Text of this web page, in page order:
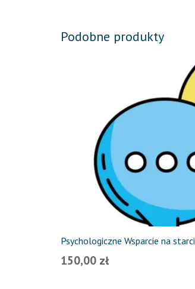
Podobne produkty
Psychologiczne Wsparcie na
150,00 zł